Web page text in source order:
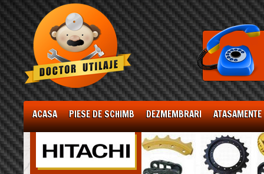
ACASA PIESE DE SCHIMB DEZMEMBRARI ATASAMENTE